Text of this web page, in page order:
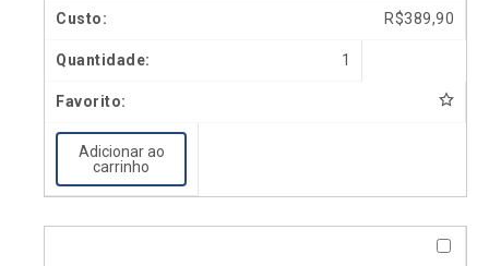
R$389,90
1
Adicionar ao
carrinho